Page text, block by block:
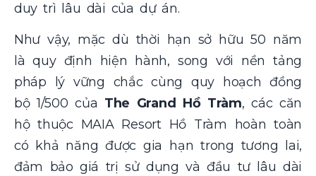
duy trì lâu dài của dự án.
Như vậy, mặc dù thời hạn sở hữu 50 năm
là quy định hiện hành, song với nền tảng
pháp lý vững chắc cùng quy hoạch đồng
bộ 1/500 của The Grand Hồ Tràm, các căn
hộthuộc MAIA Resort Hồ Tràm hoàn toàn
có khả năng được gia hạn trong tương lai,
đảm bảo giá trị sử dụng và đầu tư lâu dài